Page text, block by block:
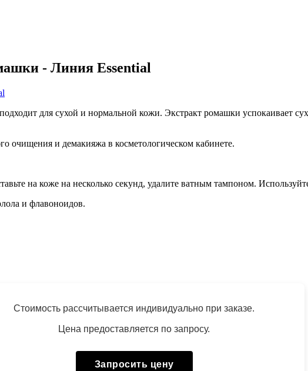
- Линия Essential
для сухой и нормальной кожи. Экстракт ромашки успокаивает
очищения и демакияжа в косметологическом кабинете.
на коже на несколько секунд, удалите ватным тампоном.
и флавоноидов.
Стоимость рассчитывается индивидуально при заказе.
Цена предоставляется по запросу.
Запросить цену